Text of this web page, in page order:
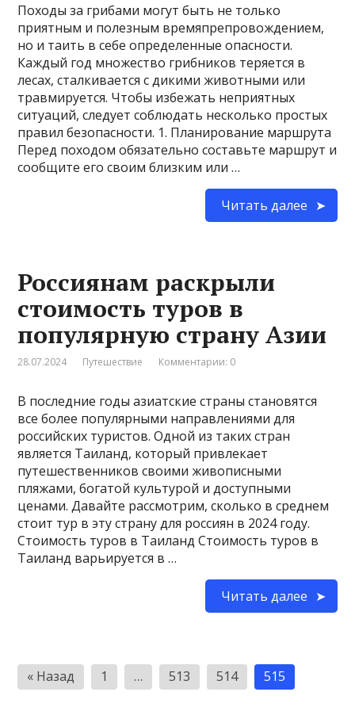
Походы за грибами могут быть не только
приятным и полезным времяпрепровождением,
но и таить в себе определенные опасности.
Каждый год множество грибников теряется в
лесах, сталкивается с дикими животными или
травмируется. Чтобы избежать неприятных
ситуаций, следует соблюдать несколько простых
правил безопасности. 1. Планирование маршрута
Перед походом обязательно составьте маршрут и
сообщите его своим близким или …
Читать далее
Россиянам раскрыли
стоимость туров в
популярную страну Азии
28.07.2024 Путешествие Комментарии: 0
В последние годы азиатские страны становятся
все более популярными направлениями для
российских туристов. Одной из таких стран
является Таиланд, который привлекает
путешественников своими живописными
пляжами, богатой культурой и доступными
ценами. Давайте рассмотрим, сколько в среднем
стоит тур в эту страну для россиян в 2024 году.
Стоимость туров в Таиланд Стоимость туров в
Таиланд варьируется в …
Читать далее
Пагинация
записей
« Назад 1 … 513 514 515